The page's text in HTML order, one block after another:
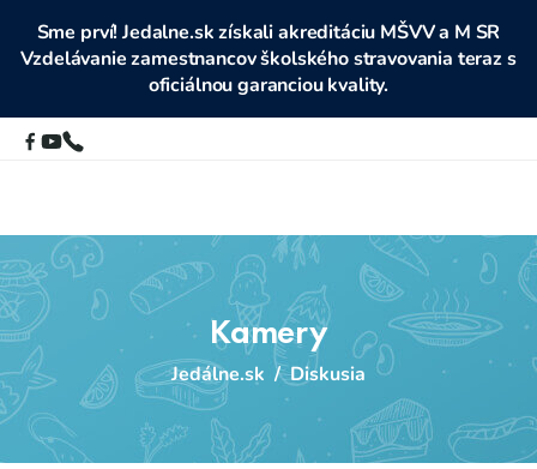
Sme prví! Jedalne.sk získali akreditáciu MŠVV a M SR
Vzdelávanie zamestnancov školského stravovania teraz s
oficiálnou garanciou kvality.
Kamery
Jedálne.sk / Diskusia